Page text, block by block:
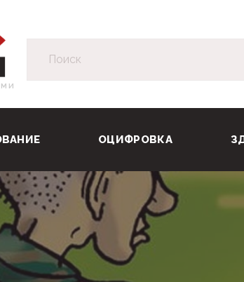
ОЦИФРОВКА